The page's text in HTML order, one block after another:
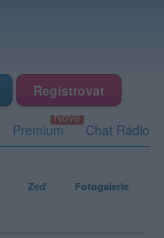
Registrovat
Premium Chat Rádio
Zeď Fotogalerie